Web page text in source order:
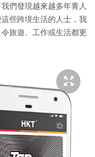
們發現越來越多年青人
些跨境生活的人士，我
旅遊、工作或生活都更